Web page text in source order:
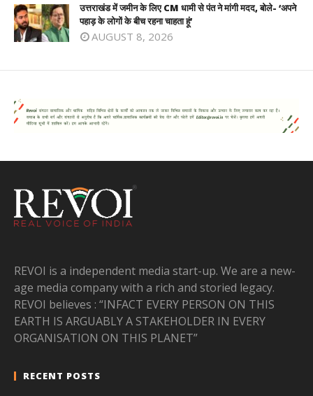
उत्तराखंड में जमीन के लिए CM धामी से पंत ने मांगी मदद, बोले- ‘अपने
पहाड़ के लोगों के बीच रहना चाहता हूं’
AUGUST 8, 2026
REVOI is a independent media start-up. We are a new-
age media company with a rich and storied legacy.
REVOI believes : “INFACT EVERY PERSON ON THIS
EARTH IS ARGUABLY A STAKEHOLDER IN EVERY
ORGANISATION ON THIS PLANET”
RECENT POSTS